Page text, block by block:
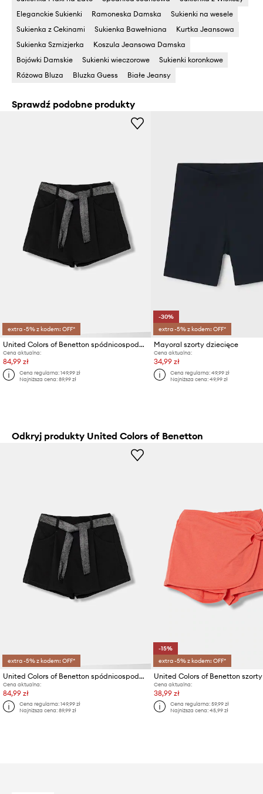
Eleganckie Sukienki
Ramoneska Damska
Sukienki na wesele
Sukienka z Cekinami
Sukienka Bawełniana
Kurtka Jeansowa
Sukienka Szmizjerka
Koszula Jeansowa Damska
Bojówki Damskie
Sukienki wieczorowe
Sukienki koronkowe
Różowa Bluza
Bluzka Guess Białe Jeansy
Sprawdź podobne produkty
extra -5% z kodem: OFF*
United Colors of Benetton spódnicospodnie dziecięce
Cena aktualna:
84,99 zł
Cena regularna:149,99 zł
Najniższa cena:89,99 zł
-30%
extra -5% z kodem: OFF*
Mayoral szorty dziecięce
Cena aktualna:
34,99 zł
Cena regularna:49,99 zł
Najniższa cena:49,99 zł
Odkryj produkty United Colors of Benetton
extra -5% z kodem: OFF*
United Colors of Benetton spódnicospodnie dziecięce
Cena aktualna:
84,99 zł
Cena regularna:149,99 zł
Najniższa cena:89,99 zł
-15%
extra -5% z kodem: OFF*
Cena aktualna:
38,99 zł
Cena regularna:59,99 zł
Najniższa cena:45,99 zł